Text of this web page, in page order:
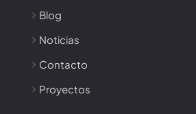
Blog
Noticias
Contacto
Proyectos